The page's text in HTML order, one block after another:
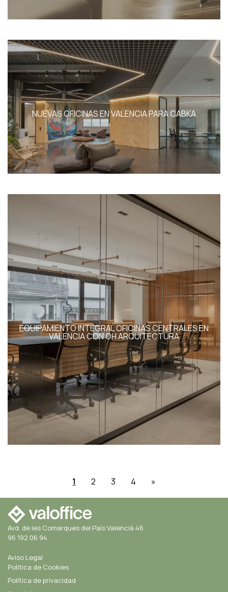
NUEVAS OFICINAS EN VALENCIA PARA CABKA
EQUIPAMIENTO INTEGRAL OFICINAS CENTRALES EN
VALENCIA CON OH ARQUITECTURA
1 2 3 4 »
Avd. de les Comarques del País Valencià 46
96 192 06 94
Aviso Legal
Política de Cookies
Política de privacidad